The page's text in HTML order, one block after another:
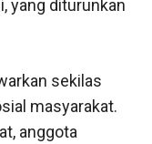
yang diturunkan
sekilas
masyarakat.
anggota